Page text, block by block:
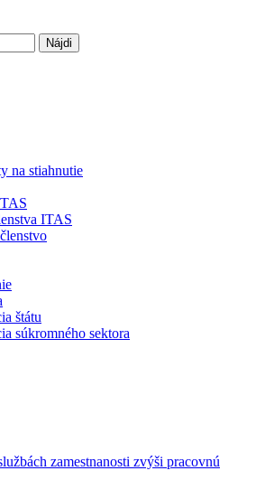
na stiahnutie
ITAS
štátu
súkromného sektora
zamestnanosti zvýši pracovnú